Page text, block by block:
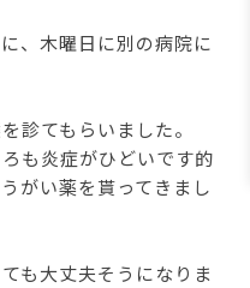
、木曜日に別の病院に
診てもらいました。
も炎症がひどいです的
がい薬を貰ってきまし
も大丈夫そうになりま